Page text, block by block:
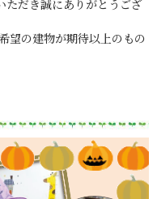
ただき誠にありがとうござ
望の建物が期待以上のもの